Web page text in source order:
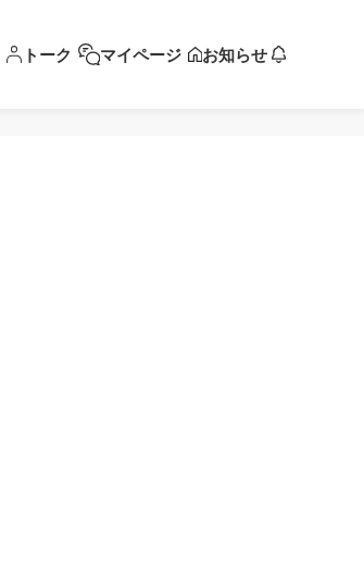
トーク マイページ お知らせ